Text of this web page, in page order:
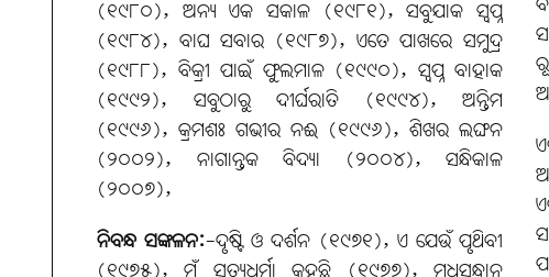
(୧୯୮୦), ଅନ୍ୟ ଏକ ସକାଳ (୧୯୮୧), ସବୁଯାକ ସ୍ବପ୍ନ
(୧୯୮୪), ବାଘ ସବାର (୧୯୮୭), ଏତେ ପାଖରେ ସମୁଦ୍ର
(୧୯୮୮), ବିକ୍ରୀ ପାଇଁ ଫୁଲମାଳ (୧୯୯୦), ସ୍ବପ୍ନ ବାହାକ
(୧୯୯୨), ସବୁଠାରୁ ଦୀର୍ଘରାତି (୧୯୯୪), ଅନ୍ତିମ
(୧୯୯୬), କ୍ରମଶଃ ଗଭୀର ନଈ (୧୯୯୬), ଶିଖର ଲଙ୍ଘନ
(୨୦୦୨), ନାଗାନ୍ତକ ବିଦ୍ୟା (୨୦୦୪), ସନ୍ଧିକାଳ
(୨୦୦୭),
ନିବନ୍ଧ ସଙ୍କଳନ:-ଦୃଷ୍ଟି ଓ ଦର୍ଶନ (୧୯୭୧), ଏ ଯେଉଁ ପୃଥିବୀ